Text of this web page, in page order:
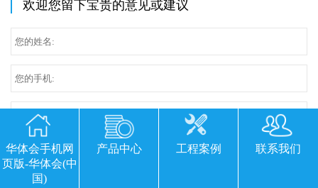
欢迎您留下宝贵的意见或建议
华体会手机网
页版-华体会(中
国)
产品中心 工程案例 联系我们